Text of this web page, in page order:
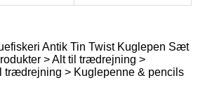
Antik Tin Twist Kuglepen Sæt
> Alt til trædrejning >
trædrejning > Kuglepenne & pencils